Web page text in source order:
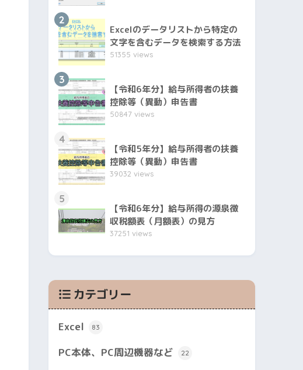
2
Excelのデータリストから特定の
文字を含むデータを検索する方法
51355 views
3
【令和6年分】給与所得者の扶養
控除等（異動）申告書
50847 views
4
【令和5年分】給与所得者の扶養
控除等（異動）申告書
39032 views
5
【令和6年分】給与所得の源泉徴
収税額表（月額表）の見方
37251 views
カテゴリー
Excel 83
PC本体、PC周辺機器など 22